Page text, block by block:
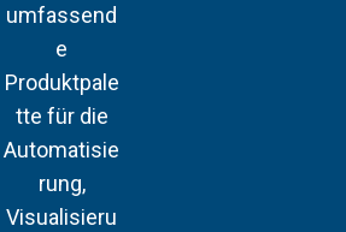
umfassend
e
Produktpale
tte für die
Automatisie
rung,
Visualisieru